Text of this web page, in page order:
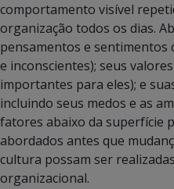
comportamento visível
organização todos os dias.
pensamentos e sentimentos
e inconscientes); seus
importantes para eles); e
incluindo seus medos e as
fatores abaixo da superfície
abordados antes que
cultura possam ser
organizacional.